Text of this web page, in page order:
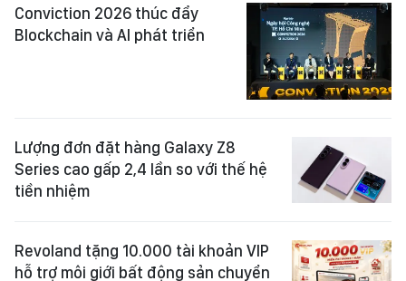
Conviction 2026 thúc đẩy
Blockchain và AI phát triển
Lượng đơn đặt hàng Galaxy Z8
Series cao gấp 2,4 lần so với thế hệ
tiền nhiệm
Revoland tặng 10.000 tài khoản VIP
hỗ trợ môi giới bất động sản chuyển